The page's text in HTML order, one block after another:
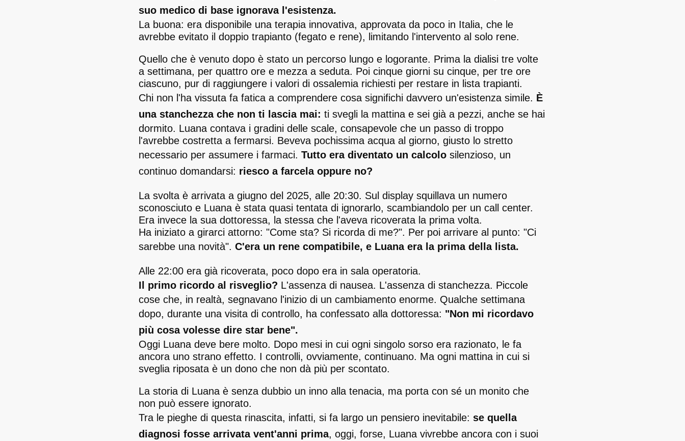
suo medico di base ignorava l'esistenza.
La buona: era disponibile una terapia innovativa, approvata da poco in Italia, che le
avrebbe evitato il doppio trapianto (fegato e rene), limitando l'intervento al solo rene.
Quello che è venuto dopo è stato un percorso lungo e logorante. Prima la dialisi tre volte
a settimana, per quattro ore e mezza a seduta. Poi cinque giorni su cinque, per tre ore
ciascuno, pur di raggiungere i valori di ossalemia richiesti per restare in lista trapianti.
Chi non l'ha vissuta fa fatica a comprendere cosa significhi davvero un'esistenza simile. È
una stanchezza che non ti lascia mai: ti svegli la mattina e sei già a pezzi, anche se hai
dormito. Luana contava i gradini delle scale, consapevole che un passo di troppo
l'avrebbe costretta a fermarsi. Beveva pochissima acqua al giorno, giusto lo stretto
necessario per assumere i farmaci. Tutto era diventato un calcolo silenzioso, un
continuo domandarsi: riesco a farcela oppure no?
La svolta è arrivata a giugno del 2025, alle 20:30. Sul display squillava un numero
sconosciuto e Luana è stata quasi tentata di ignorarlo, scambiandolo per un call center.
Era invece la sua dottoressa, la stessa che l'aveva ricoverata la prima volta.
Ha iniziato a girarci attorno: "Come sta? Si ricorda di me?". Per poi arrivare al punto: "Ci
sarebbe una novità". C'era un rene compatibile, e Luana era la prima della lista.
Alle 22:00 era già ricoverata, poco dopo era in sala operatoria.
Il primo ricordo al risveglio? L'assenza di nausea. L'assenza di stanchezza. Piccole
cose che, in realtà, segnavano l'inizio di un cambiamento enorme. Qualche settimana
dopo, durante una visita di controllo, ha confessato alla dottoressa: "Non mi ricordavo
più cosa volesse dire star bene".
Oggi Luana deve bere molto. Dopo mesi in cui ogni singolo sorso era razionato, le fa
ancora uno strano effetto. I controlli, ovviamente, continuano. Ma ogni mattina in cui si
sveglia riposata è un dono che non dà più per scontato.
La storia di Luana è senza dubbio un inno alla tenacia, ma porta con sé un monito che
non può essere ignorato.
Tra le pieghe di questa rinascita, infatti, si fa largo un pensiero inevitabile: se quella
diagnosi fosse arrivata vent'anni prima, oggi, forse, Luana vivrebbe ancora con i suoi